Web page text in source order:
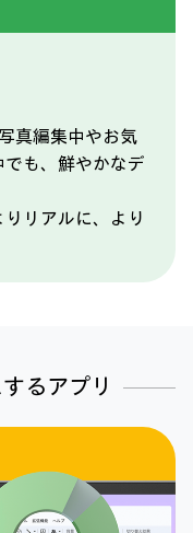
真編集中やお気
も、鮮やかなデ
リアルに、より
るアプリ